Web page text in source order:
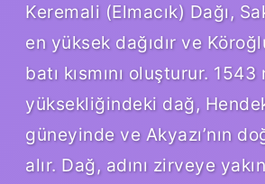
Keremali (Elmacık) Dağı,
en yüksek dağıdır ve
batı kısmını oluşturur. 1543
yüksekliğindeki dağ,
güneyinde ve Akyazı’nın
alır. Dağ, adını zirveye